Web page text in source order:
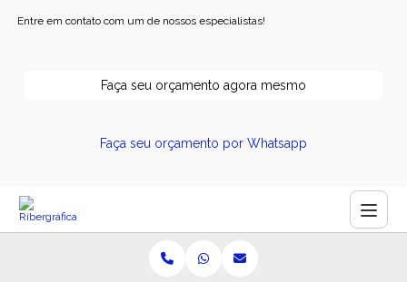
Entre em contato com um de nossos especialistas!
Faça seu orçamento agora mesmo
Faça seu orçamento por Whatsapp